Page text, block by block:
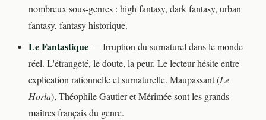
nombreux sous-genres : high fantasy, dark fantasy, urban
fantasy, fantasy historique.
Le Fantastique— Irruption du surnaturel dans le monde
réel. L'étrangeté, le doute, la peur. Le lecteur hésite entre
explication rationnelle et surnaturelle. Maupassant (Le
Horla), Théophile Gautier et Mérimée sont les grands
maîtres français du genre.